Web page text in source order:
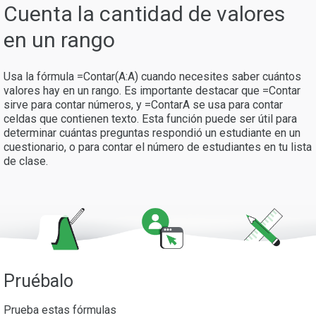
Cuenta la cantidad de valores
en un rango
Usa la fórmula =Contar(A:A) cuando necesites saber cuántos
valores hay en un rango. Es importante destacar que =Contar
sirve para contar números, y =ContarA se usa para contar
celdas que contienen texto. Esta función puede ser útil para
determinar cuántas preguntas respondió un estudiante en un
cuestionario, o para contar el número de estudiantes en tu lista
de clase.
Pruébalo
Prueba estas fórmulas